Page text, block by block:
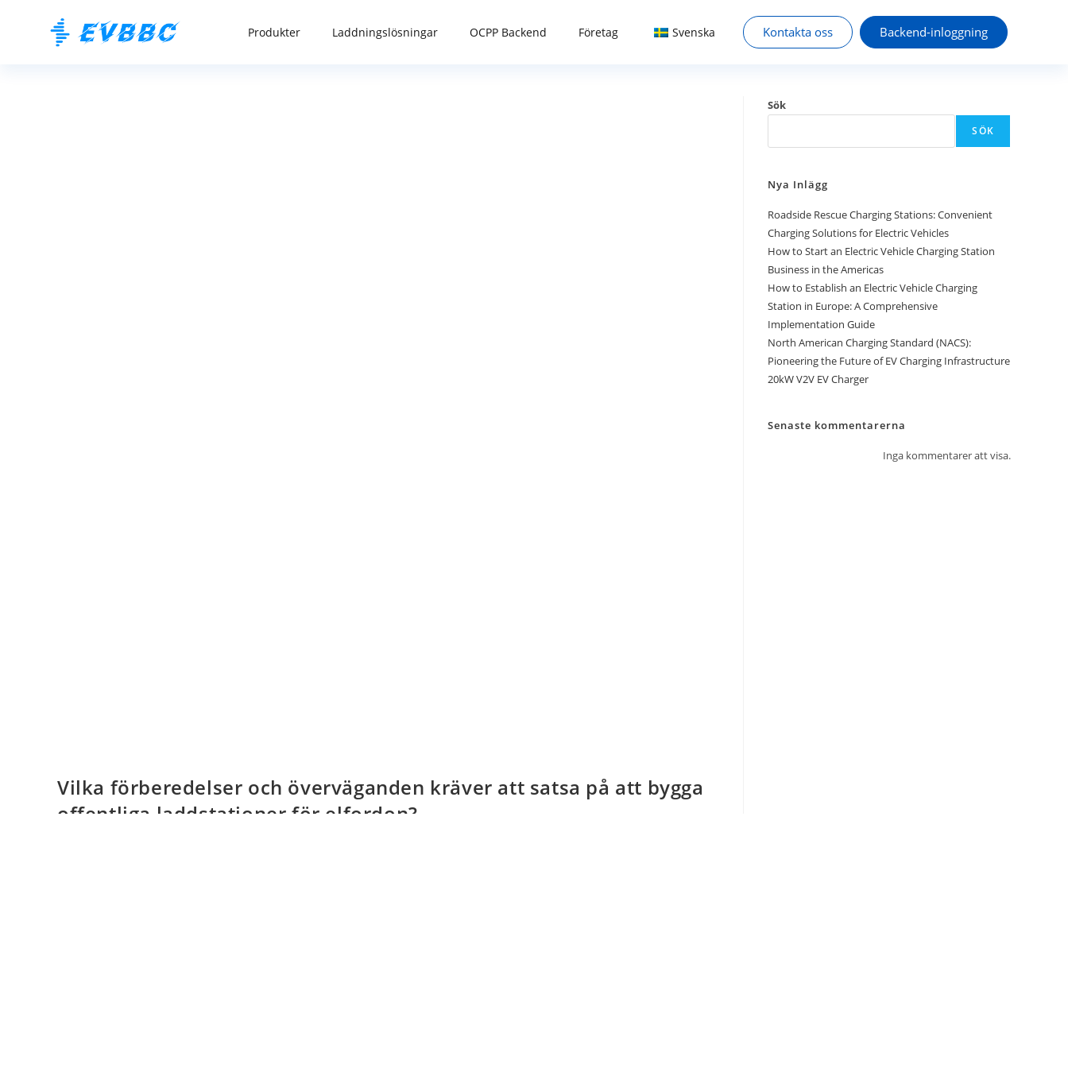
Produkter Laddningslösningar OCPP Backend Företag Svenska Kontakta oss Backend-inloggning
Vilka förberedelser och överväganden kräver att satsa på att bygga
offentliga laddstationer för elfordon?
Sök
SÖK
Nya Inlägg
Roadside Rescue Charging Stations: Convenient
Charging Solutions for Electric Vehicles
How to Start an Electric Vehicle Charging Station
Business in the Americas
How to Establish an Electric Vehicle Charging
Station in Europe: A Comprehensive
Implementation Guide
North American Charging Standard (NACS):
Pioneering the Future of EV Charging Infrastructure
20kW V2V EV Charger
Senaste kommentarerna
Inga kommentarer att visa.